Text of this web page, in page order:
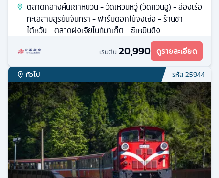
ตลาดกลางคืนเถาหยวน - วัดเหวินหวู่ (วัดกวนอู) - ล่องเรือ
ทะเลสาบสุริยันจันทรา - ฟาร์มดอกไม้จงเซ่อ - ร้านชา
ไต้หวัน - ตลาดฝงเจียไนท์มาเก็ต - ซีเหมินติง
เริ่มต้น 20,990 ดูรายละเอียด
ทั่วไป รหัส25944